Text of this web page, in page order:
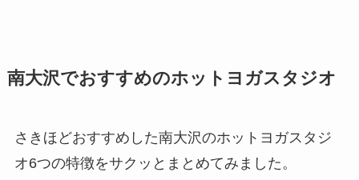
南大沢でおすすめのホットヨガスタジオ
さきほどおすすめした南大沢のホットヨガスタジ
オ6つの特徴をサクッとまとめてみました。